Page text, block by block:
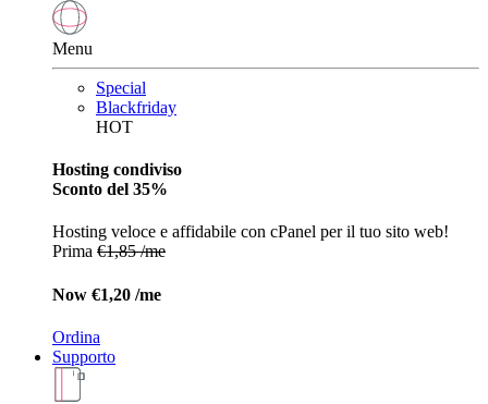
Menu
Special
Blackfriday
HOT
Hosting condiviso
Sconto del 35%
Hosting veloce e affidabile con cPanel per il tuo sito web!
Prima €1,85 /me
Now €1,20 /me
Ordina
Supporto